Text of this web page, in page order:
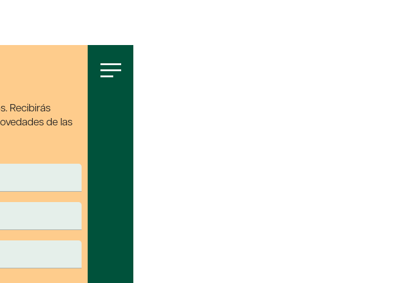
Recibirás
de las